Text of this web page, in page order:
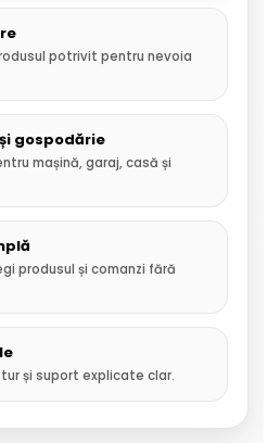
potrivit pentru nevoia
gospodărie
mașină, garaj, casă și
produsul și comanzi fără
și suport explicate clar.